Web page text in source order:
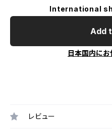
International
Add
日本国内に
レビュー